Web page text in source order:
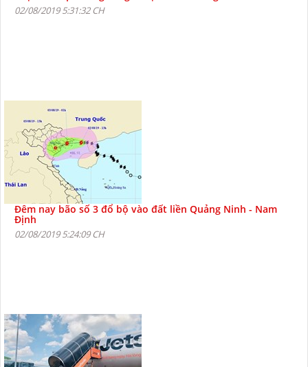
02/08/2019 5:31:32 CH
Đêm nay bão số 3 đổ bộ vào đất liền Quảng Ninh - Nam
Định
02/08/2019 5:24:09 CH